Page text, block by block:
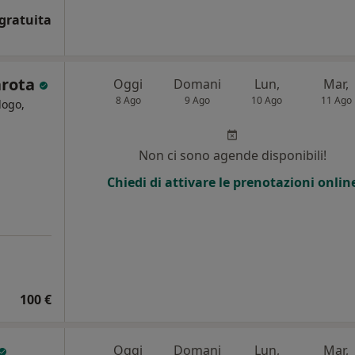
100 €
Oggi
8 Ago
Domani
9 Ago
Lun,
10 Ago
Mar,
11 Ago
Non ci sono agende disponibili!
Chiedi di attivare le prenotazioni
Oggi Domani Lun, Mar,